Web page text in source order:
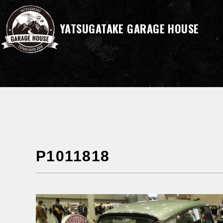
YATSUGATAKE GARAGE HOUSE
P1011818